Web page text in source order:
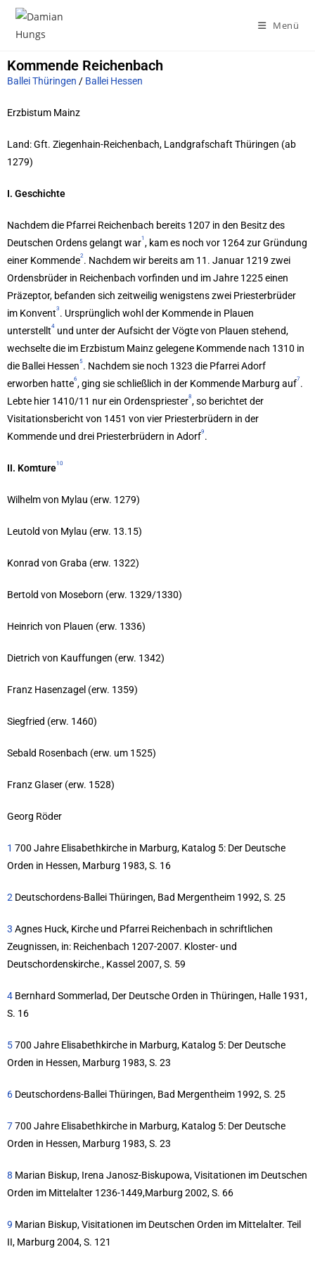
Menü
Kommende Reichenbach
Ballei Thüringen / Ballei Hessen
Erzbistum Mainz
Land: Gft. Ziegenhain-Reichenbach, Landgrafschaft Thüringen (ab
1279)
I. Geschichte
Nachdem die Pfarrei Reichenbach bereits 1207 in den Besitz des
Deutschen Ordens gelangt war1 , kam es noch vor 1264 zur Gründung
einer Kommende2. Nachdem wir bereits am 11. Januar 1219 zwei
Ordensbrüder in Reichenbach vorfinden und im Jahre 1225 einen
Präzeptor, befanden sich zeitweilig wenigstens zwei Priesterbrüder
im Konvent3 . Ursprünglich wohl der Kommende in Plauen
unterstellt4 und unter der Aufsicht der Vögte von Plauen stehend,
wechselte die im Erzbistum Mainz gelegene Kommende nach 1310 in
die Ballei Hessen5. Nachdem sie noch 1323 die Pfarrei Adorf
erworben hatte6, ging sie schließlich in der Kommende Marburg auf7 .
Lebte hier 1410/11 nur ein Ordenspriester8, so berichtet der
Visitationsbericht von 1451 von vier Priesterbrüdern in der
Kommende und drei Priesterbrüdern in Adorf9 .
II. Komture10
Wilhelm von Mylau (erw. 1279)
Leutold von Mylau (erw. 13.15)
Konrad von Graba (erw. 1322)
Bertold von Moseborn (erw. 1329/1330)
Heinrich von Plauen (erw. 1336)
Dietrich von Kauffungen (erw. 1342)
Franz Hasenzagel (erw. 1359)
Siegfried (erw. 1460)
Sebald Rosenbach (erw. um 1525)
Franz Glaser (erw. 1528)
Georg Röder
1 700 Jahre Elisabethkirche in Marburg, Katalog 5: Der Deutsche
Orden in Hessen, Marburg 1983, S. 16
2 Deutschordens-Ballei Thüringen, Bad Mergentheim 1992, S. 25
3 Agnes Huck, Kirche und Pfarrei Reichenbach in schriftlichen
Zeugnissen, in: Reichenbach 1207-2007. Kloster- und
Deutschordenskirche., Kassel 2007, S. 59
4 Bernhard Sommerlad, Der Deutsche Orden in Thüringen, Halle 1931,
S. 16
5700 Jahre Elisabethkirche in Marburg, Katalog 5: Der Deutsche
Orden in Hessen, Marburg 1983, S. 23
6 Deutschordens-Ballei Thüringen, Bad Mergentheim 1992, S. 25
7700 Jahre Elisabethkirche in Marburg, Katalog 5: Der Deutsche
Orden in Hessen, Marburg 1983, S. 23
8 Marian Biskup, Irena Janosz-Biskupowa, Visitationen im Deutschen
Orden im Mittelalter 1236-1449,Marburg 2002, S. 66
9 Marian Biskup, Visitationen im Deutschen Orden im Mittelalter. Teil
II, Marburg 2004, S. 121